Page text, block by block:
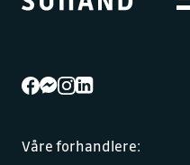
Våre forhandlere: